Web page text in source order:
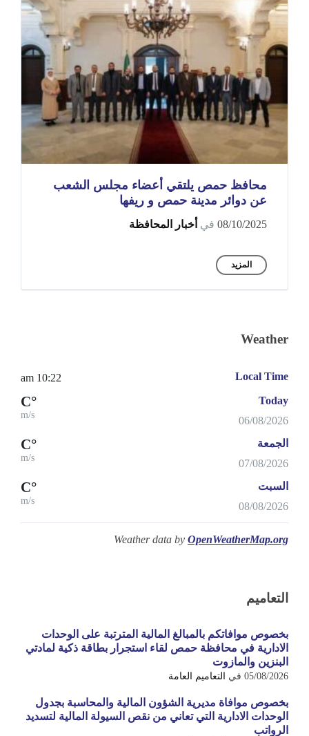
محافظ حمص يلتقي أعضاء مجلس الشعب
عن دوائر مدينة حمص و ريفها
08/10/2025 في أخبار المحافظة
المزيد
Weather
Local Time
10:22 am
Today
06/08/2026
°C
m/s
الجمعة
07/08/2026
°C
m/s
السبت
08/08/2026
°C
m/s
Weather data by OpenWeatherMap.org
التعاميم
بخصوص موافاتكم بالمبالغ المالية المترتبة على الوحدات
الادارية في محافظة حمص لقاء استجرار بطاقة ذكية لمادتي
البنزين والمازوت
05/08/2026 في التعاميم العامة
بخصوص موافاة مديرية الشؤون المالية والمحاسبة بجدول
الوحدات الادارية التي تعاني من نقص السيولة المالية لتسديد
الرواتب